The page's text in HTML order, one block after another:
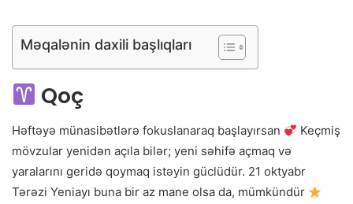
Məqalənin daxili başlıqları
Qoç
Həftəyə münasibətlərə fokuslanaraq başlayırsan
Keçmiş
mövzular yenidən açıla bilər; yeni səhifə açmaq və
yaralarını geridə qoymaq istəyin güclüdür. 21 oktyabr
Tərəzi Yeniayı buna bir az mane olsa da, mümkündür